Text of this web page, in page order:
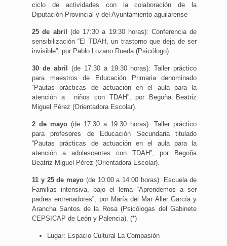
ciclo de actividades con la colaboración de la
Diputación Provincial y del Ayuntamiento aguilarense
25 de abril
(de 17:30 a 19:30 horas): Conferencia de
sensibilización “El TDAH, un trastorno que deja de ser
invisible”, por Pablo Lozano Rueda (Psicólogo).
30 de abril
(de 17:30 a 19:30 horas): Taller práctico
para maestros de Educación Primaria denominado
“Pautas prácticas de actuación en el aula para la
atención a niños con TDAH”, por Begoña Beatriz
Miguel Pérez (Orientadora Escolar).
2 de mayo (de 17:30 a 19:30 horas): Taller práctico
para profesores de Educación Secundaria titulado
“Pautas prácticas de actuación en el aula para la
atención a adolescentes con TDAH”, por Begoña
Beatriz Miguel Pérez (Orientadora Escolar).
11 y 25 de mayo (de 10:00 a 14:00 horas): Escuela de
Familias intensiva, bajo el lema “Aprendemos a ser
padres entrenadores”, por María del Mar Aller García y
Arancha Santos de la Rosa (Psicólogas del Gabinete
CEPSICAP de León y Palencia). (*)
Lugar: Espacio Cultural La Compasión